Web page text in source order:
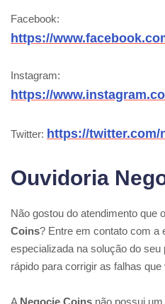
Facebook:
https://
Instagram:
https://
Twitter: https://twitter.com/
Ouvidoria
Não gostou do atendimento que
Coins? Entre em contato com a
especializada na solução do
rápido para corrigir as falhas
A Negocie Coins não possui